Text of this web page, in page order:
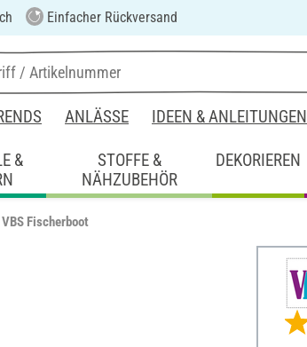
Einfacher Rückversand
ANLÄSSE IDEEN & ANLEITUNGEN
&
STOFFE &
NÄHZUBEHÖR
DEKORIEREN
VBS Fischerboot